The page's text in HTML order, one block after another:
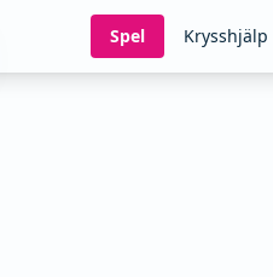
Spel Krysshjälp